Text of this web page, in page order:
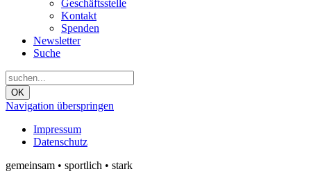
Geschäftsstelle
Kontakt
Spenden
Newsletter
Suche
OK
Navigation überspringen
Impressum
Datenschutz
gemeinsam • sportlich • stark